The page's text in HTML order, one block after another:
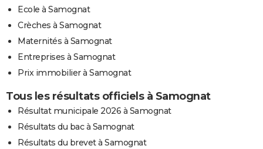
Ecole à Samognat
Crèches à Samognat
Maternités à Samognat
Entreprises à Samognat
Prix immobilier à Samognat
Tous les résultats officiels à Samognat
Résultat municipale 2026 à Samognat
Résultats du bac à Samognat
Résultats du brevet à Samognat